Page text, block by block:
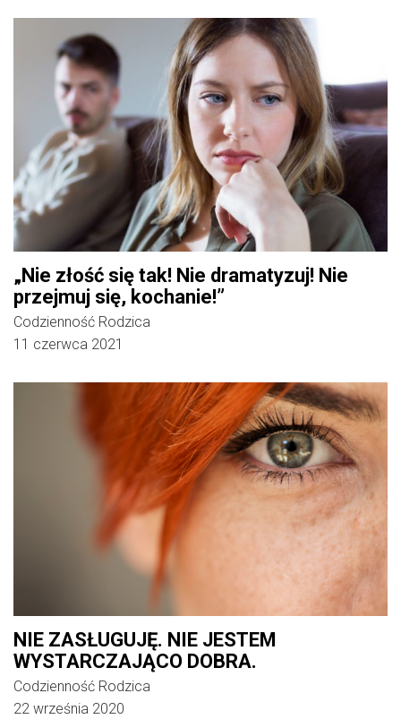
„Nie złość się tak! Nie dramatyzuj! Nie
przejmuj się, kochanie!”
Codzienność Rodzica
11 czerwca 2021
NIE ZASŁUGUJĘ. NIE JESTEM
WYSTARCZAJĄCO DOBRA.
Codzienność Rodzica
22 września 2020